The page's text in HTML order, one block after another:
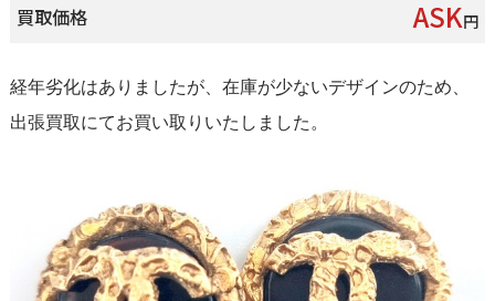
買取価格 ASK円
経年劣化はありましたが、在庫が少ないデザインのため、
出張買取にてお買い取りいたしました。